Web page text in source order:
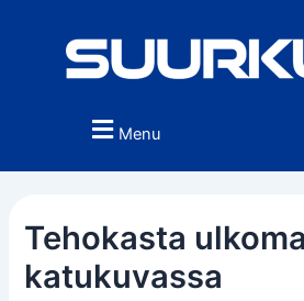
Menu
Tehokasta
katukuvassa